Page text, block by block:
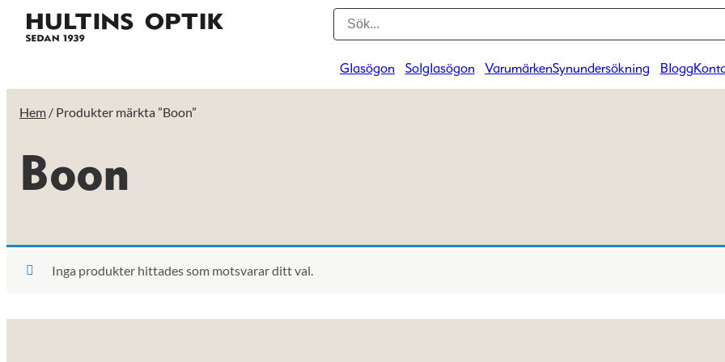
Glasögon Solglasögon VarumärkenSynundersökning Blogg
Hem / Produkter märkta ”Boon”
Boon
Inga produkter hittades som motsvarar ditt val.